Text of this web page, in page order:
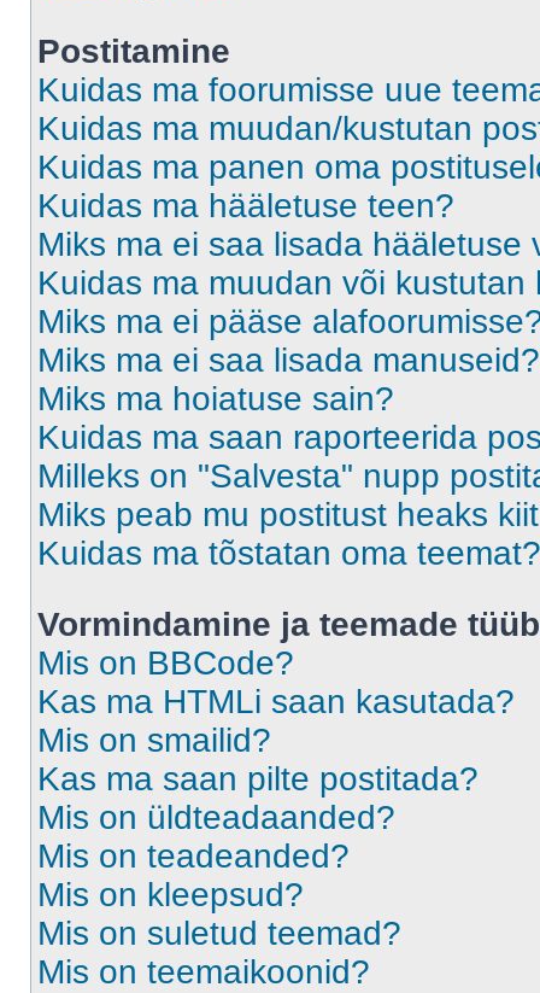
Postitamine
Kuidas ma foorumisse uue
Kuidas ma muudan/kustutan
Kuidas ma panen oma
Kuidas ma hääletuse teen?
Miks ma ei saa lisada hääletuse
Kuidas ma muudan või kustutan
Miks ma ei pääse
Miks ma ei saa lisada manuseid?
Miks ma hoiatuse sain?
Kuidas ma saan raporteerida
Milleks on "Salvesta" nupp
Miks peab mu postitust heaks
Kuidas ma tõstatan oma teemat?
Vormindamine ja teemade
Mis on BBCode?
Kas ma HTMLi saan kasutada?
Mis on smailid?
Kas ma saan pilte postitada?
Mis on üldteadaanded?
Mis on teadeanded?
Mis on kleepsud?
Mis on suletud teemad?
Mis on teemaikoonid?